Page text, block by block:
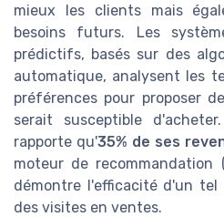
mieux les clients mais
besoins futurs. Les
prédictifs, basés sur des
automatique, analysent les
préférences pour proposer
serait susceptible
rapporte qu'35% de ses
moteur de recommandation
démontre l'efficacité d'un
des visites en ventes.